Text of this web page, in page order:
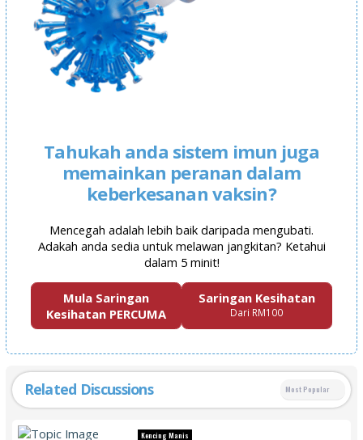
Tahukah anda sistem imun juga
memainkan peranan dalam
keberkesanan vaksin?
Mencegah adalah lebih baik daripada mengubati.
Adakah anda sedia untuk melawan jangkitan? Ketahui
dalam 5 minit!
Mula Saringan
Kesihatan PERCUMA
Saringan Kesihatan
Dari RM100
Related Discussions Most Popular
Kencing Manis